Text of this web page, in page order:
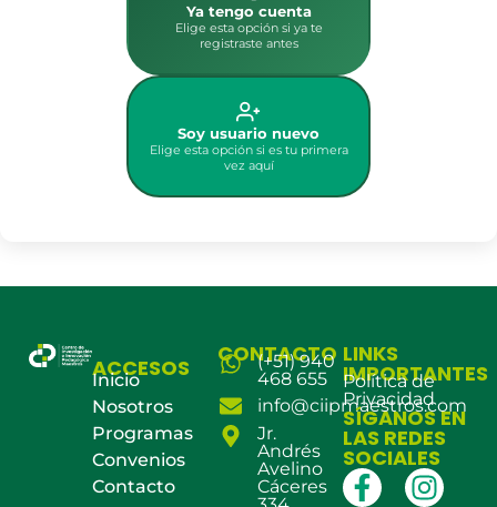
Ya tengo cuenta
Elige esta opción si ya te
registraste antes
Soy usuario nuevo
Elige esta opción si es tu primera
vez aquí
ACCESOS
Inicio
Nosotros
Programas
Convenios
Contacto
CONTACTO
(+51) 940
468 655
info@ciipmaestros.com
Jr.
Andrés
Avelino
Cáceres
LINKS
IMPORTANTES
Política de
Privacidad
SÍGANOS EN
LAS REDES
SOCIALES